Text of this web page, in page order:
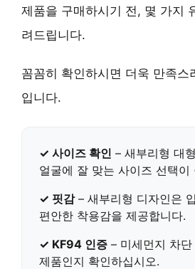
제품을 구매하시기 전, 몇 가지
려드립니다.
꼼꼼히 확인하시면 더욱 만족스
입니다.
✓ 사이즈 확인 – 새부리형 대
얼굴에 잘 맞는 사이즈 선택이
✓ 핏감– 새부리형 디자인은
편안한 착용감을 제공합니다.
✓ KF94 인증 – 미세먼지 차단
제품인지 확인하십시오.